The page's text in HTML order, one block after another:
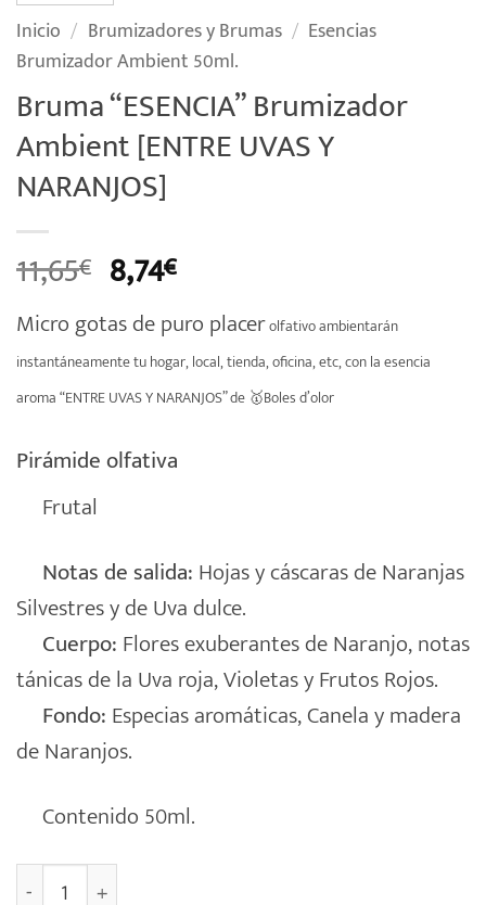
Inicio / Brumizadores y Brumas / Esencias
Brumizador Ambient 50ml.
Bruma “ESENCIA” Brumizador
Ambient [ENTRE UVAS Y
NARANJOS]
11,65€ El
precio
original
era:
11,65€.
8,74€El
precio
actual
es:
8,74€.
Micro gotas de puro placerolfativo ambientarán
instantáneamente tu hogar, local, tienda, oficina, etc, con la esencia
aroma “ENTRE UVAS Y NARANJOS” de 🥇Boles d’olor
Pirámide olfativa
Frutal
Notas de salida: Hojas y cáscaras de Naranjas
Silvestres y de Uva dulce.
Cuerpo: Flores exuberantes de Naranjo, notas
tánicas de la Uva roja, Violetas y Frutos Rojos.
Fondo: Especias aromáticas, Canela y madera
de Naranjos.
Contenido 50ml.
Bruma "ESENCIA" Brumizador Ambient [ENTRE UVAS